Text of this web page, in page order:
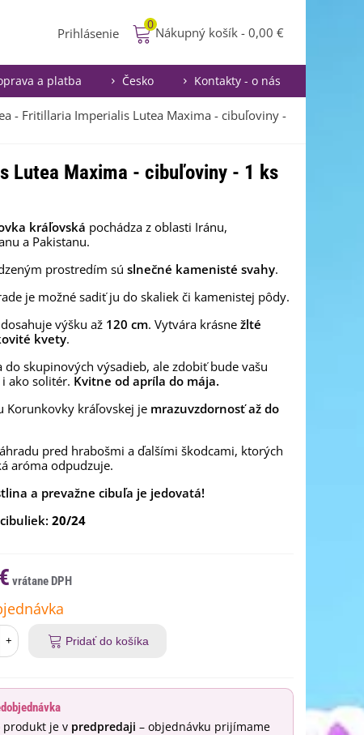
Prihlásenie
0
Nákupný košík - 0,00 €
a platba Česko Kontakty - o nás
- Fritillaria Imperialis Lutea Maxima - cibuľoviny -
Lutea Maxima - cibuľoviny - 1 ks
kráľovská pochádza z oblasti Iránu,
a Pakistanu.
prostredím sú slnečné kamenisté svahy.
je možné sadiť ju do skaliek či kamenistej pôdy.
výšku až 120 cm. Vytvára krásne žlté
kvety.
do skupinových výsadieb, ale zdobiť bude vašu
ako solitér. Kvitne od apríla do mája.
Korunkovky kráľovskej je mrazuvzdornosť až do
pred hrabošmi a ďalšími škodcami, ktorých
aróma odpudzuje.
a prevažne cibuľa je jedovatá!
20/24
+ Pridať do košíka
produkt je v predpredaji – objednávku prijímame